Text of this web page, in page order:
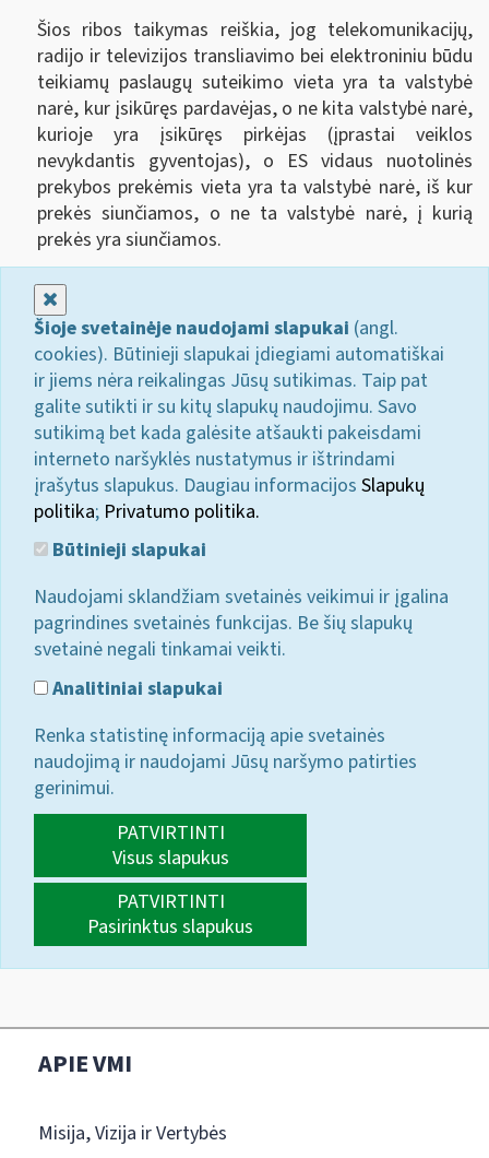
Šios ribos taikymas reiškia, jog telekomunikacijų,
radijo ir televizijos transliavimo bei elektroniniu būdu
teikiamų paslaugų suteikimo vieta yra ta valstybė
narė, kur įsikūręs pardavėjas, o ne kita valstybė narė,
kurioje yra įsikūręs pirkėjas (įprastai veiklos
nevykdantis gyventojas), o ES vidaus nuotolinės
prekybos prekėmis vieta yra ta valstybė narė, iš kur
prekės siunčiamos, o ne ta valstybė narė, į kurią
prekės yra siunčiamos.
Šioje svetainėje naudojami slapukai (angl.
cookies). Būtinieji slapukai įdiegiami automatiškai
ir jiems nėra reikalingas Jūsų sutikimas. Taip pat
galite sutikti ir su kitų slapukų naudojimu. Savo
sutikimą bet kada galėsite atšaukti pakeisdami
interneto naršyklės nustatymus ir ištrindami
įrašytus slapukus. Daugiau informacijos Slapukų
politika; Privatumo politika.
Būtinieji slapukai
Naudojami sklandžiam svetainės veikimui ir įgalina
pagrindines svetainės funkcijas. Be šių slapukų
svetainė negali tinkamai veikti.
Analitiniai slapukai
Renka statistinę informaciją apie svetainės
naudojimą ir naudojami Jūsų naršymo patirties
gerinimui.
PATVIRTINTI
Visus slapukus
PATVIRTINTI
Pasirinktus slapukus
APIE VMI
Misija, Vizija ir Vertybės